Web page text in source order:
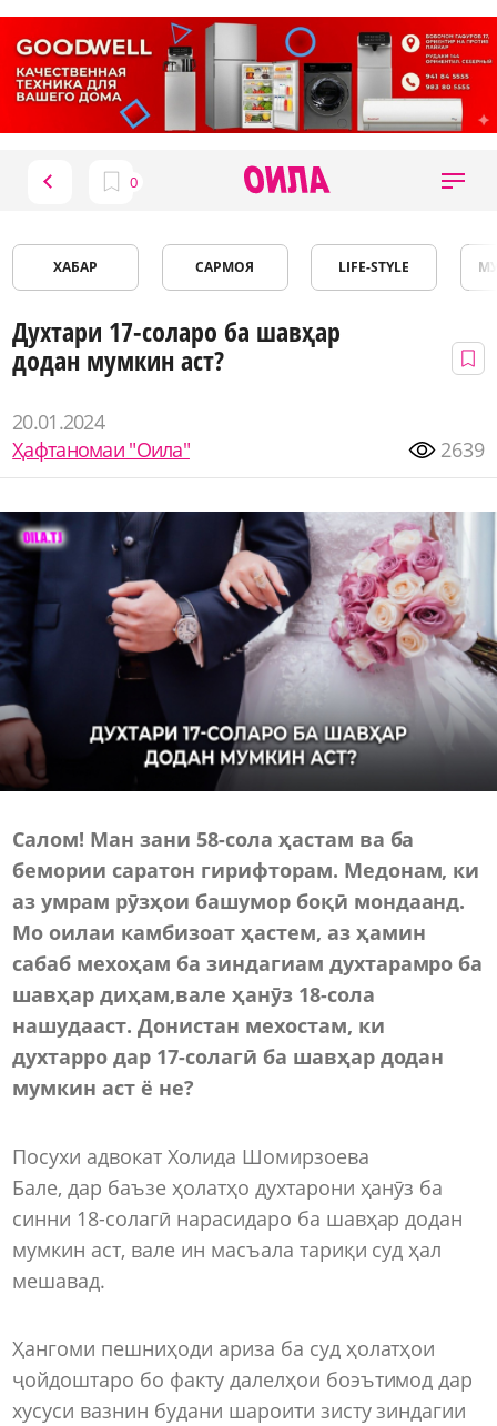
ХАБАР САРМОЯ LIFE-STYLE
Духтари 17-соларо ба шавҳар
додан мумкин аст?
20.01.2024
Ҳафтаномаи "Оила"
2639
Салом! Ман зани 58-сола ҳастам ва ба
бемории саратон гирифторам. Медонам, ки
аз умрам рӯзҳои башумор боқӣ мондаанд.
Мо оилаи камбизоат ҳастем, аз ҳамин
сабаб мехоҳам ба зиндагиам духтарамро ба
шавҳар диҳам,вале ҳанӯз 18-сола
нашудааст. Донистан мехостам, ки
духтарро дар 17-солагӣ ба шавҳар додан
мумкин аст ё не?
Посухи адвокат Холида Шомирзоева
Бале, дар баъзе ҳолатҳо духтарони ҳанӯз ба
синни 18-солагӣ нарасидаро ба шавҳар додан
мумкин аст, вале ин масъала тариқи суд ҳал
мешавад.
Ҳангоми пешниҳоди ариза ба суд ҳолатҳои
ҷойдоштаро бо факту далелҳои боэътимод дар
хусуси вазнин будани шароити зисту зиндагии